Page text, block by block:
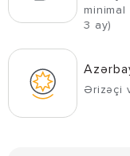
3 ay)
Ərizəçi